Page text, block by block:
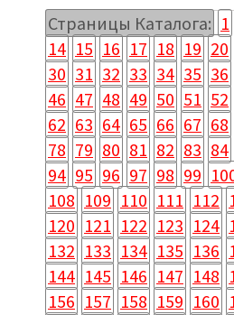
Страницы Каталога: 1
14 15 16 17 18 19 20
30 31 32 33 34 35 36
46 47 48 49 50 51 52
62 63 64 65 66 67 68
78 79 80 81 82 83 84
94 95 96 97 98 99
108 109 110 111 112
120 121 122 123 124
132 133 134 135 136
144 145 146 147 148
156 157 158 159 160